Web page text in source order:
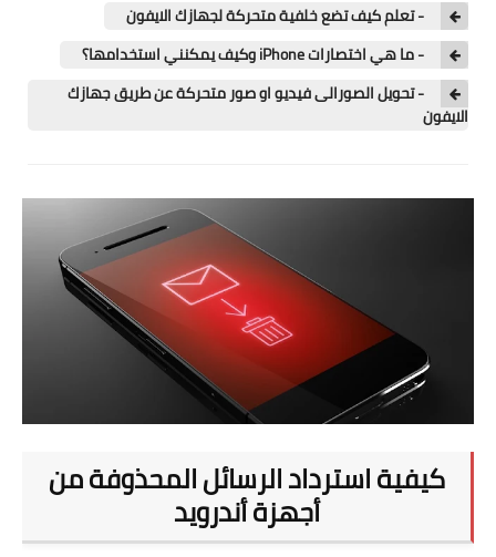
جوجل
العاب
تطبيقات
العملات الرقمية
- تعلم كيف تضع خلفية متحركة لجهازك الايفون
- ما هي اختصارات iPhone وكيف يمكنني استخدامها؟
- تحويل الصورالى فيديو او صور متحركة عن طريق جهازك
الايفون
كيفية استرداد الرسائل المحذوفة من
أجهزة أندرويد